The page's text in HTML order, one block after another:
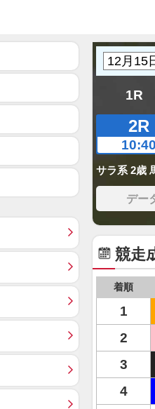
1R
2R
10:40
サラ系 2歳
デー
競走
着順
1
2
3
4